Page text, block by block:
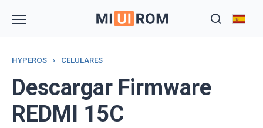
HYPEROS › CELULARES
Descargar Firmware
REDMI 15C